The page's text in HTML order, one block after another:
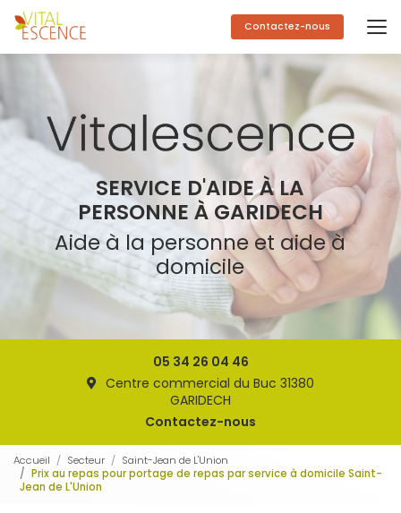
Aller
au
contenu
principal
Contactez-nous
SERVICE D'AIDE À LA
PERSONNE À GARIDECH
Aide à la personne et aide à
domicile
05 34 26 04 46
Centre commercial du Buc 31380
GARIDECH
Contactez-nous
Accueil Secteur
Saint-Jean de L'Union
Prix au repas pour portage de repas par service à domicile Saint-
Jean de L'Union